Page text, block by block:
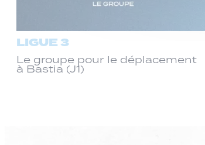
LIGUE 3
Le groupe pour le déplacement
à Bastia (J1)